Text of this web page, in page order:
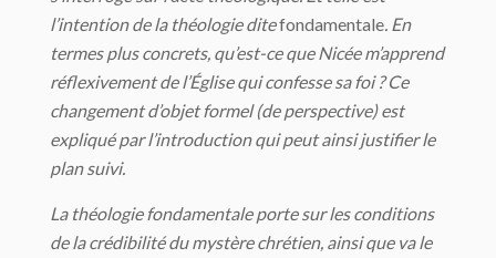
l’intention de la théologie ditefondamentale . En
termes plus concrets, qu’est-ce que Nicée m’apprend
réflexivement de l’Église qui confesse sa foi ? Ce
changement d’objet formel (de perspective) est
expliqué par l’introduction qui peut ainsi justifier le
plan suivi.
La théologie fondamentale porte sur les conditions
de la crédibilité du mystère chrétien, ainsi que va le